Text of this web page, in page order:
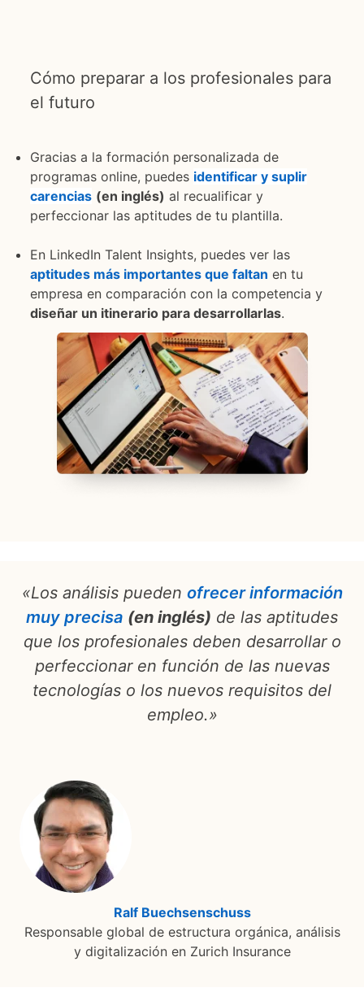
Cómo preparar a los profesionales para
el futuro
Gracias a la formación personalizada de
programas online, puedes identificar y suplir
carencias opens in a new tab
(en inglés) al recualificar y
perfeccionar las aptitudes de tu plantilla.
En LinkedIn Talent Insights, puedes ver las
aptitudes más importantes que faltan opens in a
en tu
empresa en comparación con la competencia y
diseñar un itinerario para desarrollarlas.
«Los análisis pueden ofrecer información
muy precisa opens in a new tab
(en inglés) de las aptitudes
que los profesionales deben desarrollar o
perfeccionar en función de las nuevas
tecnologías o los nuevos requisitos del
empleo.»
Ralf Buechsenschussopens in a new
Responsable global de estructura orgánica, análisis
y digitalización en Zurich Insurance